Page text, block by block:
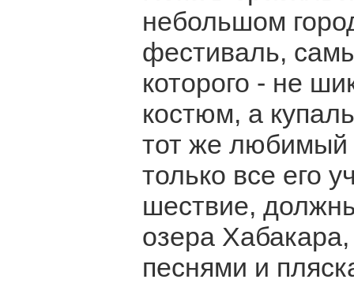
небольшом
фестиваль,
которого - не
костюм, а
тот же любимый
только все его
шествие,
озера
песнями и